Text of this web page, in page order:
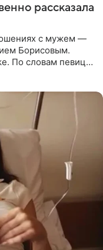
рассказала
с мужем —
Борисовым.
По словам певицы,